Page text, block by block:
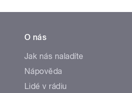
O nás
Jak nás naladíte
Nápověda
Lidé v rádiu